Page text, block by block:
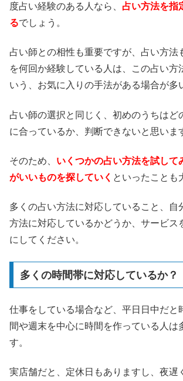
度占い経験のある人なら、 占い方法を指
るでしょう。
占い師との相性も重要ですが、占い方法
を何回か経験している人は、この占い方
いう、お気に入りの手法がある場合が多
占い師の選択と同じく、初めのうちはど
に合っているか、判断できないと思いま
そのため、 いくつかの占い方法を試して
がいいものを探していく といったことも
多くの占い方法に対応していること、自
方法に対応しているかどうか、サービス
にしてください。
多くの時間帯に対応しているか？
仕事をしている場合など、平日日中だと
間や週末を中心に時間を作っている人は
す。
実店舗だと、定休日もありますし、夜遅